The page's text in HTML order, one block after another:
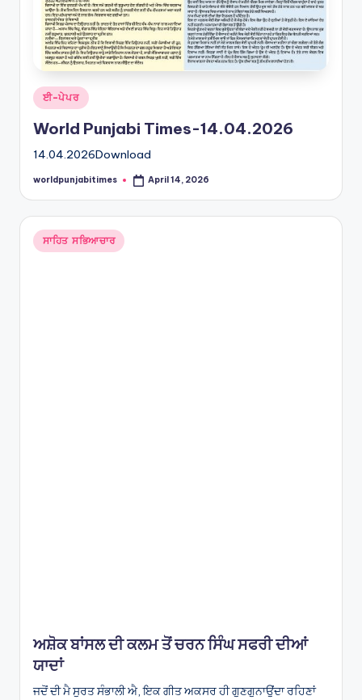
Posted
in
ਈ-ਪੇਪਰ
World Punjabi Times-14.04.2026
14.04.2026Download
Posted
worldpunjabitimes April 14, 2026
Posted
in
ਸਾਹਿਤ ਸਭਿਆਚਾਰ
ਅਸ਼ੋਕ ਬਾਂਸਲ ਦੀ ਕਲਮ ਤੋਂ ਚਰਨ ਸਿੰਘ ਸਫਰੀ ਦੀਆਂ
ਯਾਦਾਂ
ਜਦੋਂ ਦੀ ਮੈ ਸੁਰਤ ਸੰਭਾਲੀ ਐ, ਇਕ ਗੀਤ ਅਕਸਰ ਹੀ ਗੁਣਗੁਨਾਉਂਦਾ ਰਹਿਣਾਂ